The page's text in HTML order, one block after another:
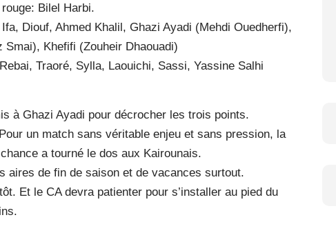
Bilel Harbi.
Diouf, Ahmed Khalil, Ghazi Ayadi (Mehdi Ouedherfi),
Khefifi (Zouheir Dhaouadi)
Traoré, Sylla, Laouichi, Sassi, Yassine Salhi
à Ghazi Ayadi pour décrocher les trois points.
un match sans véritable enjeu et sans pression, la
a tourné le dos aux Kairounais.
aires de fin de saison et de vacances surtout.
Et le CA devra patienter pour s’installer au pied du